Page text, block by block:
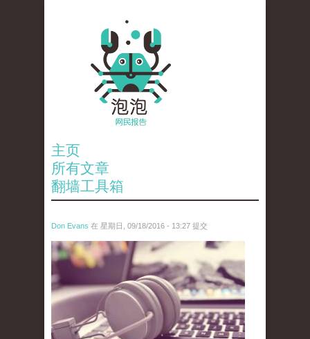
主页
所有文章
翻墙工具箱
Don Evans 在 星期日, 09/18/2016 - 13:27 提交
tou.jpg